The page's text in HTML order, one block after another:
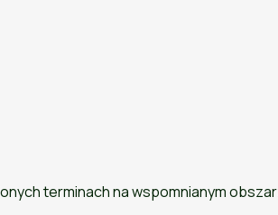
terminach na wspomnianym